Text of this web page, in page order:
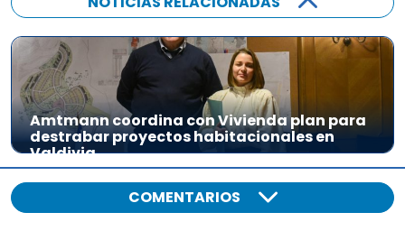
Amtmann coordina con Vivienda plan para
destrabar proyectos habitacionales en
Valdivia
COMENTARIOS